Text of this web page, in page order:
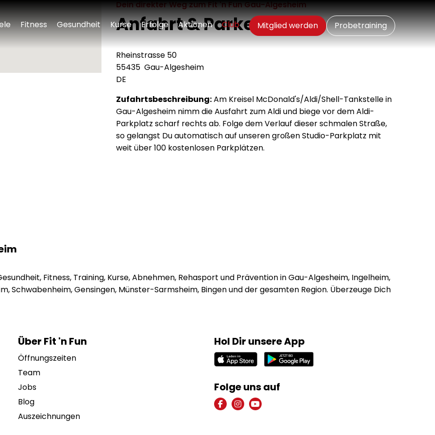
Fitness Gesundheit Kurse Erfolge Aktionen Club Mitglied werden Probetraining
Anfahrt & Parken
Dein direkter Weg zum Fit 'n Fun Gau-Algesheim
Rheinstrasse 50
55435 Gau-Algesheim
DE
Zufahrtsbeschreibung:Am Kreisel McDonald's/Aldi/Shell-Tankstelle in
Gau-Algesheim nimm die Ausfahrt zum Aldi und biege vor dem Aldi-
Parkplatz scharf rechts ab. Folge dem Verlauf dieser schmalen Straße,
so gelangst Du automatisch auf unseren großen Studio-Parkplatz mit
weit über 100 kostenlosen Parkplätzen.
Fitness, Training, Kurse, Abnehmen, Rehasport und Prävention in Gau-Algesheim, Ingelheim,
Schwabenheim, Gensingen, Münster-Sarmsheim, Bingen und der gesamten Region. Überzeuge Dich
Über Fit 'n Fun
Öffnungszeiten
Team
Jobs
Blog
Auszeichnungen
Hol Dir unsere App
Folge uns auf